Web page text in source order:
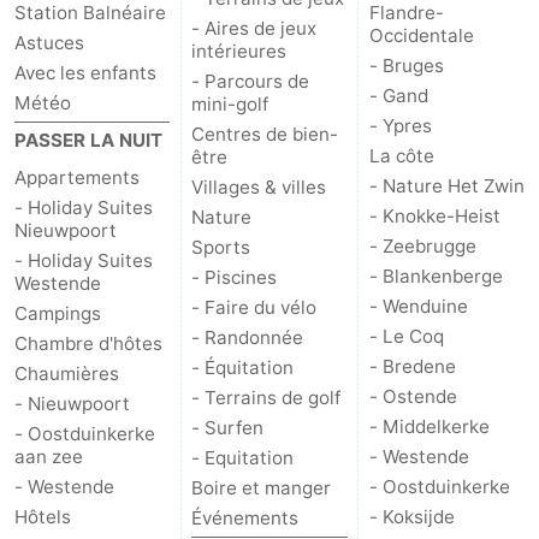
Ostende
-
Middelkerke
-
Westende
-
Oostduinkerke
-
Koksijde
-
La
Panne
-
Nature
Westhoek
Météo
Contact
Station Balnéaire
Astuces
Avec les enfants
Météo
PASSER LA NUIT
Appartements
- Holiday Suites
Nieuwpoort
- Holiday Suites
Westende
Campings
Chambre d'hôtes
Chaumières
- Nieuwpoort
- Oostduinkerke
aan zee
- Westende
Hôtels
- Aires de jeux
intérieures
- Parcours de
mini-golf
Centres de bien-
être
Villages & villes
Nature
Sports
- Piscines
- Faire du vélo
- Randonnée
- Équitation
- Terrains de golf
- Surfen
- Equitation
Boire et manger
Événements
Flandre-
Occidentale
- Bruges
- Gand
- Ypres
La côte
- Nature Het Zwin
- Knokke-Heist
- Zeebrugge
- Blankenberge
- Wenduine
- Le Coq
- Bredene
- Ostende
- Middelkerke
- Westende
- Oostduinkerke
- Koksijde